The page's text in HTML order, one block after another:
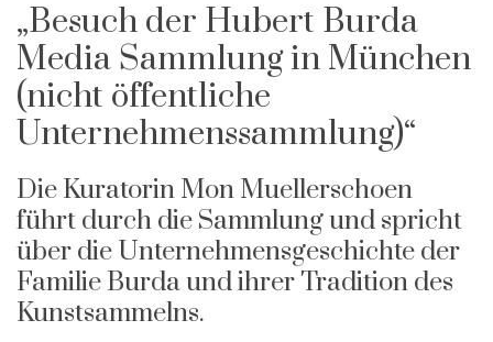
„Besuch der Hubert Burda
Media Sammlung in München
(nicht öffentliche
Unternehmenssammlung)“
Die Kuratorin Mon Muellerschoen
führt durch die Sammlung und spricht
über die Unternehmensgeschichte der
Familie Burda und ihrer Tradition des
Kunstsammelns.